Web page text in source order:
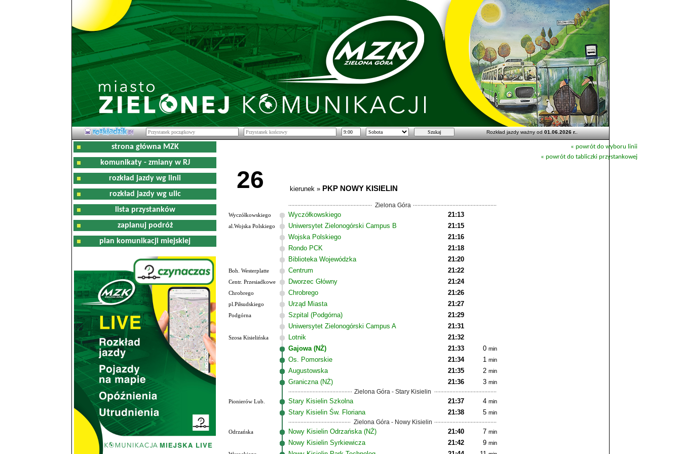
Rozkład jazdy ważny od01.06.2026 r..
strona główna MZK
komunikaty - zmiany w RJ
rozkład jazdy wg linii
rozkład jazdy wg ulic
lista przystanków
zaplanuj podróż
plan komunikacji miejskiej
« powrót do wyboru linii
« powrót do tabliczki przystankowej
26 kierunek » PKP NOWY KISIELIN
Zielona Góra
Wyczółkowskiego Wyczółkowskiego 21:13
al.Wojska Polskiego Uniwersytet Zielonogórski Campus B
21:15
Wojska Polskiego
21:16
Rondo PCK
21:18
Biblioteka Wojewódzka
21:20
Boh. Westerplatte Centrum 21:22
Centr. Przesiadkowe Dworzec Główny 21:24
Chrobrego Chrobrego 21:26
pl.Piłsudskiego Urząd Miasta 21:27
Podgórna Szpital (Podgórna)
21:29
Uniwersytet Zielonogórski Campus A
21:31
Szosa Kisielińska Lotnik
21:32
Gajowa (NŻ)
21:33 0 min
Os. Pomorskie 21:34 1 min
Augustowska 21:35 2 min
Graniczna (NŻ) 21:36 3 min
Zielona Góra - Stary Kisielin
Pionierów Lub. Stary Kisielin Szkolna 21:37 4 min
Stary Kisielin Św. Floriana 21:38 5 min
Zielona Góra - Nowy Kisielin
Odrzańska Nowy Kisielin Odrzańska (NŻ) 21:40 7 min
Nowy Kisielin Syrkiewicza 21:42 9 min